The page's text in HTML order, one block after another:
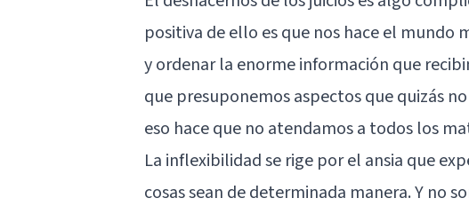
positiva de ello es que nos hace el mundo
y ordenar la enorme información que
que presuponemos aspectos que quizás
eso hace que no atendamos a todos los
La inflexibilidad se rige por el ansia que
cosas sean de determinada manera. Y no